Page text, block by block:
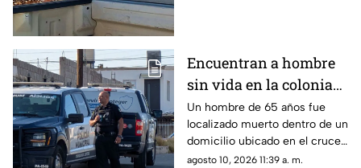
Encuentran a hombre
sin vida en la colonia
Zarco; vecino alertó a
las autoridades
Un hombre de 65 años fue
localizado muerto dentro de un
domicilio ubicado en el cruce
de las calles 60 y Revilla.
agosto 10, 2026 11:39 a. m.